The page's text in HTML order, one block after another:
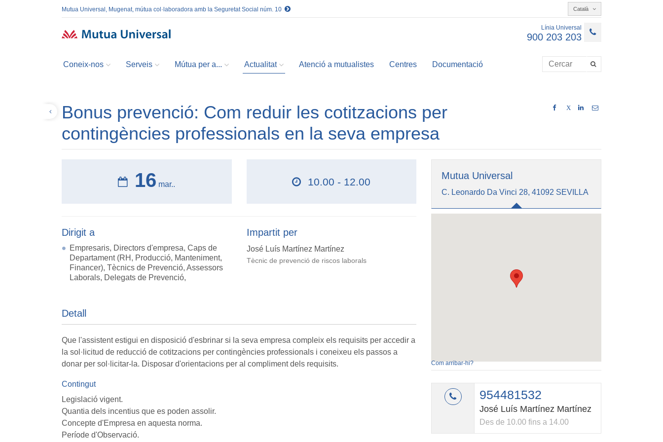
Mutua Universal, Mugenat, mútua col·laboradora amb la Seguretat Social núm. 10 Català
Línia Universal
900 203 203
Coneix-nos Serveis Mútua per a... Actualitat Atenció a mutualistes Centres Documentació
X
Bonus prevenció: Com reduir les cotitzacions per
contingències professionals en la seva empresa
16 mar.. 10.00 - 12.00
Dirigit a
Empresaris, Directors d'empresa, Caps de
Departament (RH, Producció, Manteniment,
Financer), Tècnics de Prevenció, Assessors
Laborals, Delegats de Prevenció,
Impartit per
José Luís Martínez Martínez
Tècnic de prevenció de riscos laborals
Detall
Que l'assistent estigui en disposició d'esbrinar si la seva empresa compleix els requisits per accedir a
la sol·licitud de reducció de cotitzacions per contingències professionals i coneixeu els passos a
donar per sol·licitar-la. Disposar d'orientacions per al compliment dels requisits.
Contingut
Legislació vigent.
Quantia dels incentius que es poden assolir.
Concepte d'Empresa en aquesta norma.
Període d'Observació.
Mutua Universal
C. Leonardo Da Vinci 28, 41092 SEVILLA
Com arribar-hi?
954481532
José Luís Martínez Martínez
Des de 10.00 fins a 14.00